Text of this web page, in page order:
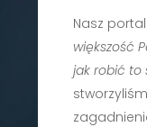
Nasz
większość
jak robić to